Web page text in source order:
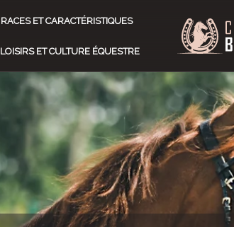
RACES ET CARACTÉRISTIQUES
LOISIRS ET CULTURE ÉQUESTRE